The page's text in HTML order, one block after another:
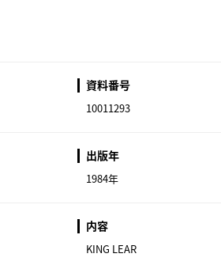
資料番号
10011293
出版年
1984年
内容
KING LEAR